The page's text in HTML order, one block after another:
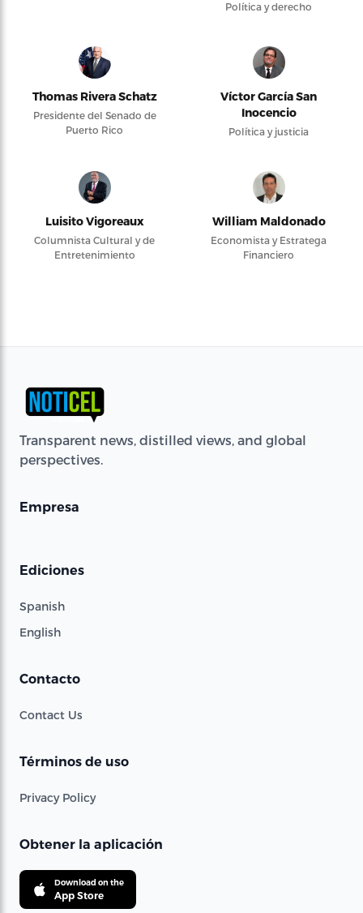
Política y derecho
Thomas Rivera Schatz
Presidente del Senado de
Puerto Rico
Víctor García San
Inocencio
Política y justicia
Luisito Vigoreaux
Columnista Cultural y de
Entretenimiento
William Maldonado
Economista y Estratega
Financiero
Transparent news, distilled views, and global
perspectives.
Empresa
Ediciones
Spanish
English
Contacto
Contact Us
Términos de uso
Privacy Policy
Obtener la aplicación
Download on the
App Store